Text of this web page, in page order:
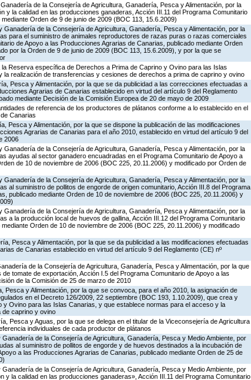
de la Consejería de Agricultura, Ganadería, Pesca y Alimentación, por la
y la calidad en las producciones ganaderas, Acción III.11 del Programa Comunitario
Orden de 9 de junio de 2009 (BOC 113, 15.6.2009)
de la Consejería de Agricultura, Ganadería, Pesca y Alimentación, por la
para el suministro de animales reproductores de razas puras o razas comerciales
de Apoyo a las Producciones Agrarias de Canarias, publicado mediante Orden
por la Orden de 9 de junio de 2009 (BOC 113, 15.6.2009), y por la que se
Reserva específica de Derechos a Prima de Caprino y Ovino para las Islas
realización de transferencias y cesiones de derechos a prima de caprino y ovino
Pesca y Alimentación, por la que se da publicidad a las correcciones efectuadas a
Agrarias de Canarias establecido en virtud del artículo 9 del Reglamento
mediante Decisión de la Comisión Europea de 20 de mayo de 2009
de referencia de los productores de plátanos conforme a lo establecido en el
Canarias
Pesca y Alimentación, por la que se dispone la publicación de las modificaciones
Agrarias de Canarias para el año 2010, establecido en virtud del artículo 9 del
2006
de la Consejería de Agricultura, Ganadería, Pesca y Alimentación, por la
ayudas al sector ganadero encuadradas en el Programa Comunitario de Apoyo a
de 10 de noviembre de 2006 (BOC 225, 20.11.2006) y modificado por Orden de
de la Consejería de Agricultura, Ganadería, Pesca y Alimentación, por la
al suministro de pollitos de engorde de origen comunitario, Acción III.8 del Programa
publicado mediante Orden de 10 de noviembre de 2006 (BOC 225, 20.11.2006) y
de la Consejería de Agricultura, Ganadería, Pesca y Alimentación, por la
a la producción local de huevos de gallina, Acción III.12 del Programa Comunitario
Orden de 10 de noviembre de 2006 (BOC 225, 20.11.2006) y modificado
Pesca y Alimentación, por la que se da publicidad a las modificaciones efectuadas
de Canarias establecido en virtud del artículo 9 del Reglamento (CE) nº
de la Consejería de Agricultura, Ganadería, Pesca y Alimentación, por la que
tomate de exportación, Acción I.5 del Programa Comunitario de Apoyo a las
de la Comisión de 25 de marzo de 2010
y Alimentación, por la que se convoca, para el año 2010, la asignación de
en el Decreto 126/2009, 22 septiembre (BOC 193, 1.10.2009), que crea y
Ovino para las Islas Canarias, y que establece normas para el acceso y la
de caprino y ovino
Pesca y Aguas, por la que se delega en el titular de la Viceconsejería de Agricultura
individuales de cada productor de plátanos
de la Consejería de Agricultura, Ganadería, Pesca y Medio Ambiente, por
al suministro de pollitos de engorde y de huevos destinados a la incubación de
a las Producciones Agrarias de Canarias, publicado mediante Orden de 25 de
de la Consejería de Agricultura, Ganadería, Pesca y Medio Ambiente, por
y la calidad en las producciones ganaderas», Acción III.11 del Programa Comunitario